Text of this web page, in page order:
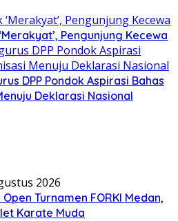
Pengunjung Kecewa
DPP Pondok Aspirasi Bahas
Deklarasi Nasional
2026
Turnamen FORKI Medan,
Karate Muda